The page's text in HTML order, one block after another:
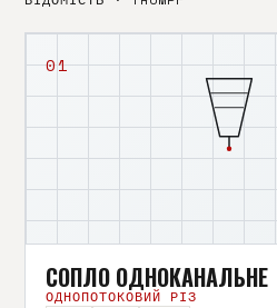
01
СОПЛО ОДНОКАНАЛЬНЕ
ОДНОПОТОКОВИЙ РІЗ